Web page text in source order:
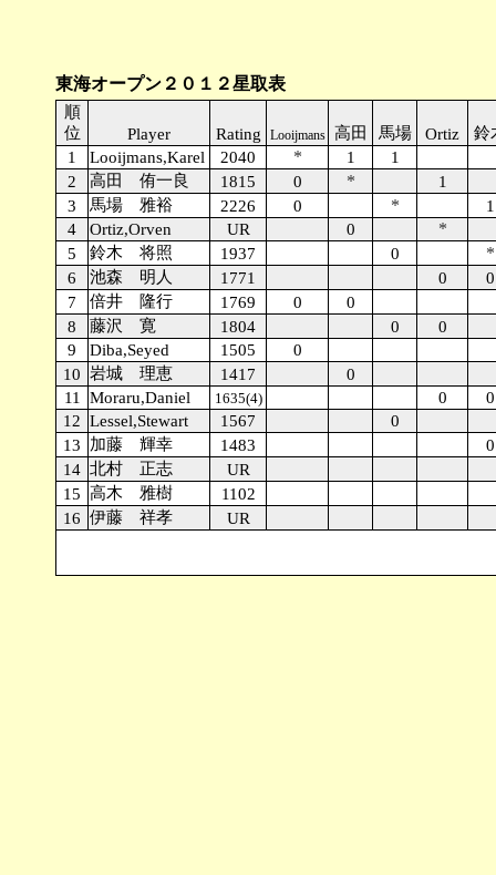
東海オープン２０１２星取表
順
位
Player Rating Looijmans 高田 馬場 Ortiz
鈴
1
Looijmans,Karel 2040 * 1
1
2
高田 侑一良 1815 0 *
1
3
馬場 雅裕 2226 0 *
1
4
Ortiz,Orven UR 0 *
5 鈴木 将照 1937 0 *
6 池森 明人 1771 0
0
7
倍井 隆行 1769 0
0
8
藤沢 寛 1804 0
0
9
Diba,Seyed 1505
0
10 岩城 理恵 1417
0
11
Moraru,Daniel 1635(4) 0
0
12 Lessel,Stewart 1567
0
13
加藤 輝幸 1483
0
14 北村 正志
UR
15 高木 雅樹
1102
16 伊藤 祥孝 UR